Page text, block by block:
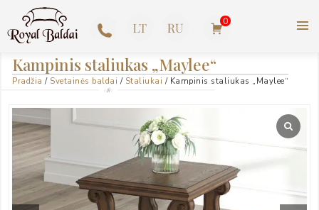
Pereiti
prie
turinio
ROYAL BALDAI |
AMERIKIETIŠKI ASHLEY
BALDAI
+370
623
77727
0
Kampinis staliukas „Maylee“
Pradžia / Svetainės baldai / Staliukai / Kampinis staliukas „Maylee“